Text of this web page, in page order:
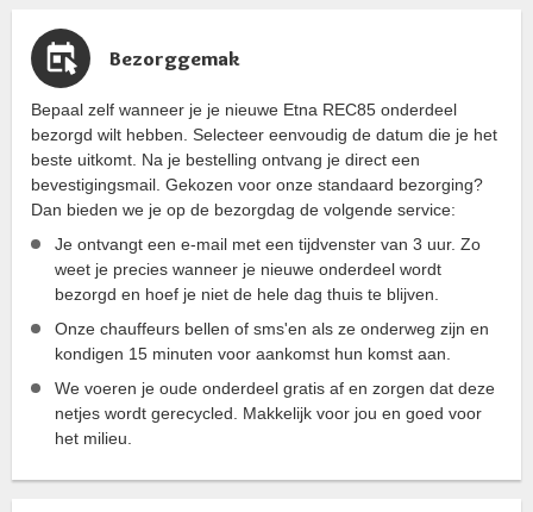
Bezorggemak
Bepaal zelf wanneer je je nieuwe Etna REC85 onderdeel
bezorgd wilt hebben. Selecteer eenvoudig de datum die je het
beste uitkomt. Na je bestelling ontvang je direct een
bevestigingsmail. Gekozen voor onze standaard bezorging?
Dan bieden we je op de bezorgdag de volgende service:
Je ontvangt een e-mail met een tijdvenster van 3 uur. Zo
weet je precies wanneer je nieuwe onderdeel wordt
bezorgd en hoef je niet de hele dag thuis te blijven.
Onze chauffeurs bellen of sms'en als ze onderweg zijn en
kondigen 15 minuten voor aankomst hun komst aan.
We voeren je oude onderdeel gratis af en zorgen dat deze
netjes wordt gerecycled. Makkelijk voor jou en goed voor
het milieu.